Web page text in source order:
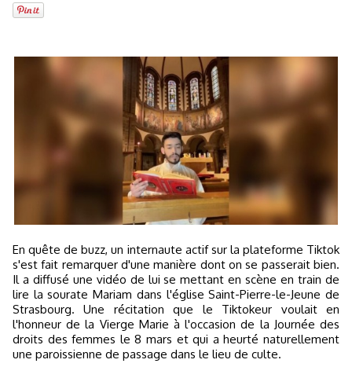
En quête de buzz, un internaute actif sur la plateforme Tiktok
s'est fait remarquer d'une manière dont on se passerait bien.
Il a diffusé une vidéo de lui se mettant en scène en train de
lire la sourate Mariam dans l'église Saint-Pierre-le-Jeune de
Strasbourg. Une récitation que le Tiktokeur voulait en
l'honneur de la Vierge Marie à l'occasion de la Journée des
droits des femmes le 8 mars et qui a heurté naturellement
une paroissienne de passage dans le lieu de culte.